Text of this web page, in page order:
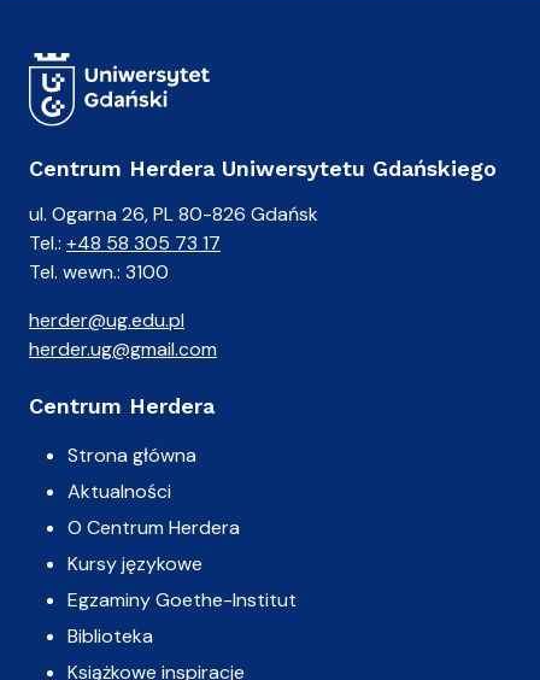
Centrum Herdera Uniwersytetu Gdańskiego
ul. Ogarna 26, PL 80-826 Gdańsk
Tel.: +48 58 305 73 17
Tel. wewn.: 3100
herder@ug.edu.pl
herder.ug@gmail.com
Centrum Herdera
Strona główna
Aktualności
O Centrum Herdera
Kursy językowe
Egzaminy Goethe-Institut
Biblioteka
Książkowe inspiracje